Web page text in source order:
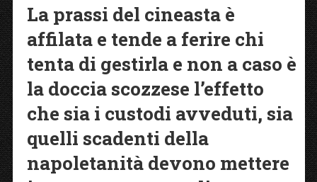
La prassi del cineasta è
affilata e tende a ferire chi
tenta di gestirla e non a caso è
la doccia scozzese l’effetto
che sia i custodi avveduti, sia
quelli scadenti della
napoletanità devono mettere